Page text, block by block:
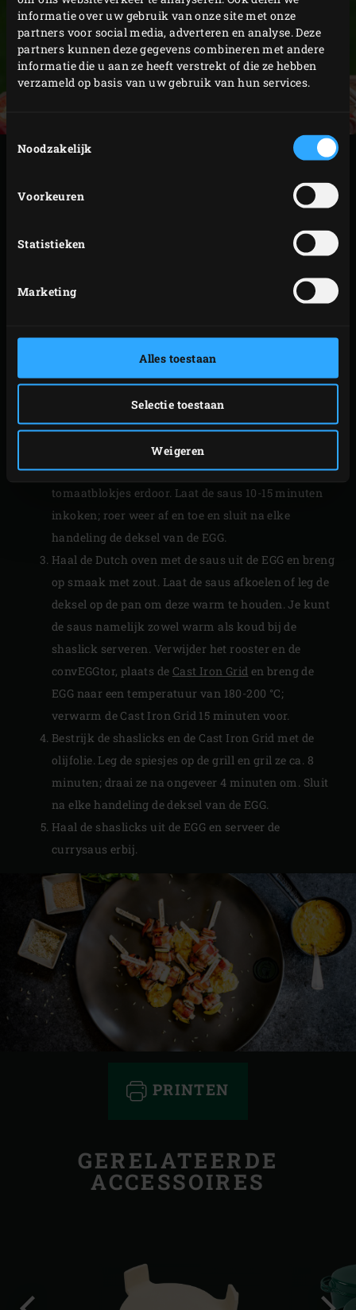
informatie over uw gebruik van onze site met onze
partners voor social media, adverteren en analyse. Deze
partners kunnen deze gegevens combineren met andere
informatie die u aan ze heeft verstrekt of die ze hebben
verzameld op basis van uw gebruik van hun services.
Toestemmingsselectie
Noodzakelijk
Voorkeuren
Statistieken
Marketing
Alles toestaan
Selectie toestaan
Weigeren
Verwarm voor de currysaus de
Green Dutch Oven
pan toe en leg de deksel erop; het mosterdzaad zal
echt noodzakelijk. Sluit de deksel van de EGG en
een tiental seconden.
Meng de olijfolie, de ui, de chilipeper, de
gemberwortel, de currypasta, het anijszaad, de
chilipoeder en de kurkuma door het mosterdzaad
en bak tot de uien glazig zijn. Roer af en toe en sluit
na elke handeling de deksel van de EGG. Blus af met
de kokosmelk en de kippenbouillon en meng de
tomaatblokjes erdoor. Laat de saus 10-15 minuten
inkoken; roer weer af en toe en sluit na elke
handeling de deksel van de EGG.
Haal de Dutch oven met de saus uit de EGG en breng
op smaak met zout. Laat de saus afkoelen of leg de
deksel op de pan om deze warm te houden. Je kunt
de saus namelijk zowel warm als koud bij de
shaslick serveren. Verwijder het rooster en de
convEGGtor, plaats de Cast Iron Grid en breng de
EGG naar een temperatuur van 180-200 °C;
verwarm de Cast Iron Grid 15 minuten voor.
Bestrijk de shaslicks en de Cast Iron Grid met de
olijfolie. Leg de spiesjes op de grill en gril ze ca. 8
minuten; draai ze na ongeveer 4 minuten om. Sluit
na elke handeling de deksel van de EGG.
Haal de shaslicks uit de EGG en serveer de
currysaus erbij.
PRINTEN
GERELATEERDE
ACCESSOIRES